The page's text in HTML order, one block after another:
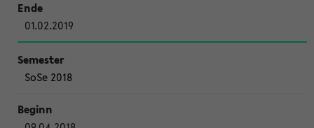
01.02.2019
SoSe 2018